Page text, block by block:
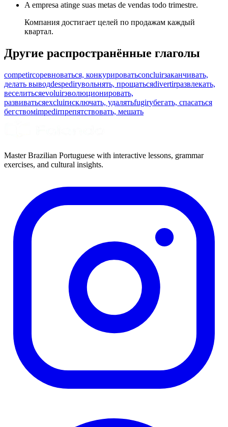
A empresa atinge suas metas de vendas todo trimestre.
Компания достигает целей по продажам каждый
квартал.
Другие распространённые глаголы
competirсоревноваться, конкурироватьconcluirзаканчивать,
делать выводdespedirувольнять, прощатьсяdivertirразвлекать,
веселитьсяevoluirэволюционировать,
развиватьсяexcluirисключать, удалятьfugirубегать, спасаться
бегствомimpedirпрепятствовать, мешать
Master Brazilian Portuguese with interactive lessons, grammar
exercises, and cultural insights.